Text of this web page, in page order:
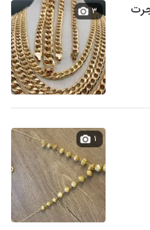
۳
۱